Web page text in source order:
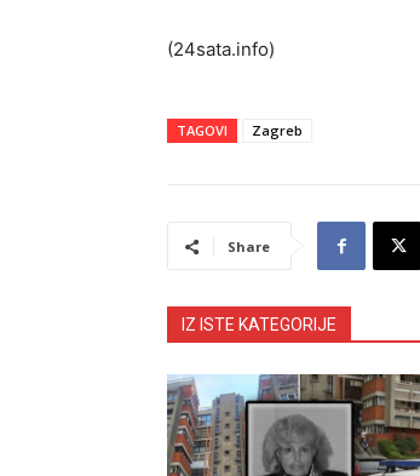
(24sata.info)
TAGOVI Zagreb
Share
IZ ISTE KATEGORIJE